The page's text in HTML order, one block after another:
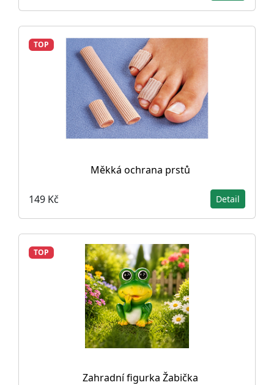
TOP
Měkká ochrana prstů
149 Kč Detail
TOP
Zahradní figurka Žabička